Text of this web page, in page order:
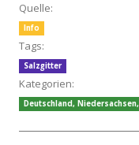
Quelle:
Info
Tags:
Salzgitter
Kategorien:
Deutschland, Niedersachsen,